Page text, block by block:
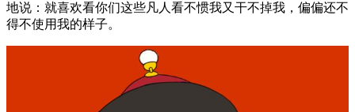
地说：就喜欢看你们这些凡人看不惯我又干不掉我，偏偏还不
得不使用我的样子。